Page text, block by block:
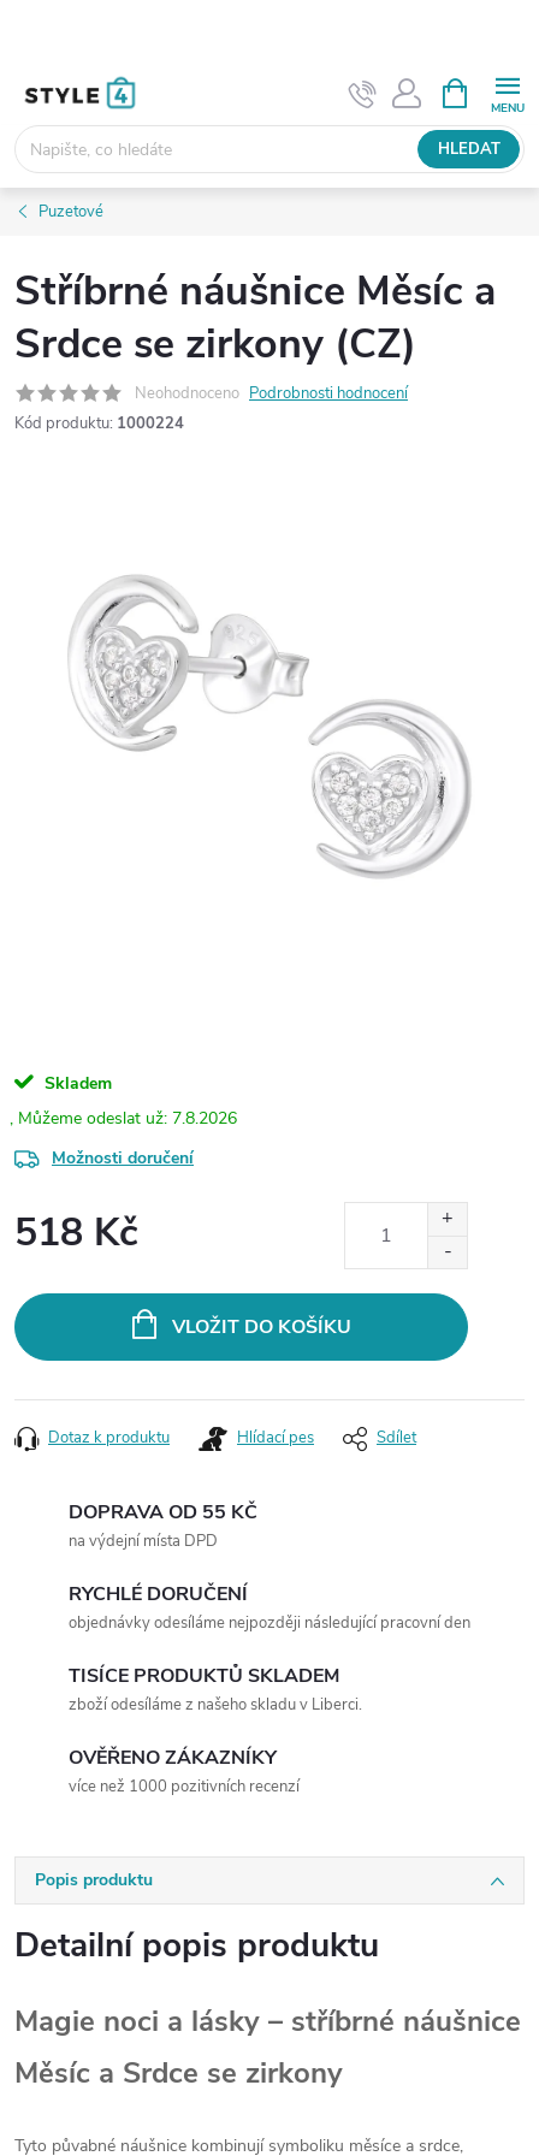
HLEDAT
NÁKUPNÍ
KOŠÍK
Puzetové
Stříbrné náušnice Měsíc a
Srdce se zirkony (CZ)
Neohodnoceno Podrobnosti hodnocení
Kód produktu: 1000224
Skladem
7.8.2026
Možnosti doručení
518 Kč
VLOŽIT DO KOŠÍKU
Dotaz k produktu Hlídací pes Sdílet
DOPRAVA OD 55 KČ
na výdejní místa DPD
RYCHLÉ DORUČENÍ
objednávky odesíláme nejpozději následující pracovní den
TISÍCE PRODUKTŮ SKLADEM
zboží odesíláme z našeho skladu v Liberci.
OVĚŘENO ZÁKAZNÍKY
více než 1000 pozitivních recenzí
Popis produktu
Detailní popis produktu
Magie noci a lásky – stříbrné náušnice
Měsíc a Srdce se zirkony
Tyto půvabné náušnice kombinují symboliku měsíce a srdce,